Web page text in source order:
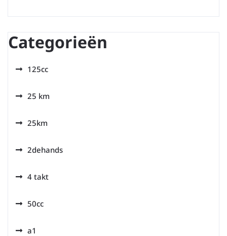
Categorieën
125cc
25 km
25km
2dehands
4 takt
50cc
a1